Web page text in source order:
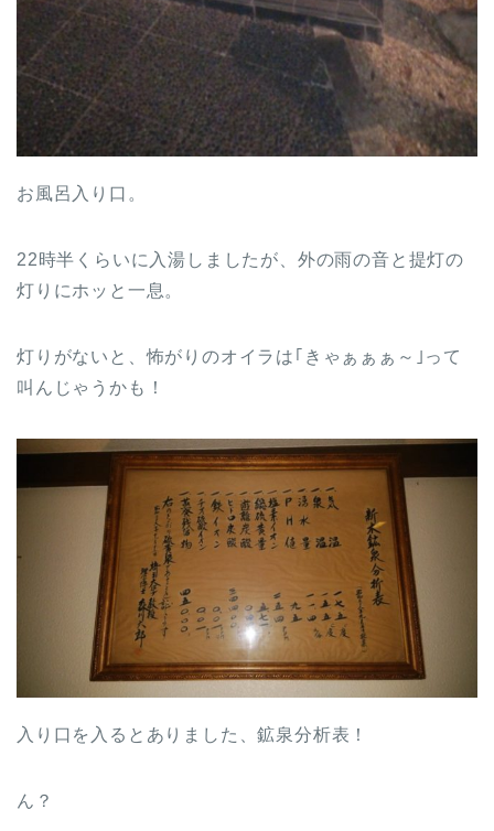
お風呂入り口。
22時半くらいに入湯しましたが、外の雨の音と提灯の
灯りにホッと一息。
灯りがないと、怖がりのオイラは｢きゃぁぁぁ～｣って
叫んじゃうかも！
入り口を入るとありました、鉱泉分析表！
ん？